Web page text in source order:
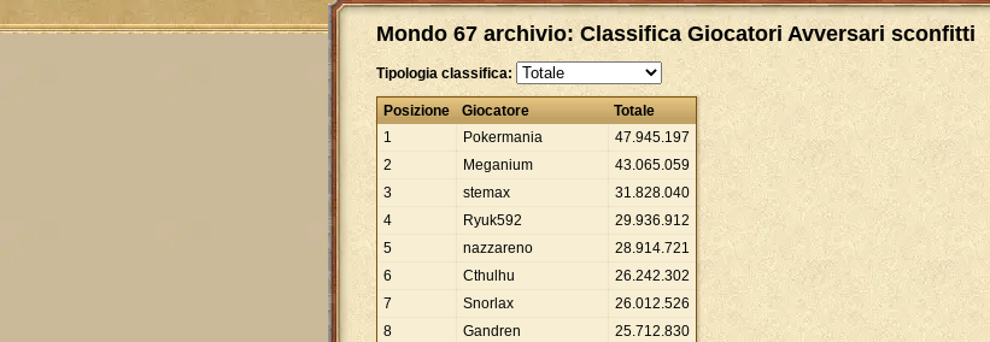
Mondo 67 archivio: Classifica Giocatori Avversari sconfitti
Tipologia classifica:
Posizione Giocatore
Totale
1
Pokermania 47.945.197
2
Meganium 43.065.059
3
stemax 31.828.040
4
Ryuk592 29.936.912
5
nazzareno 28.914.721
6
Cthulhu 26.242.302
7
Snorlax 26.012.526
8
Gandren 25.712.830